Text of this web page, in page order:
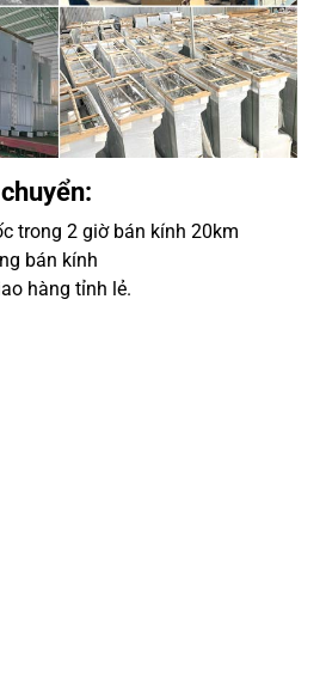
trong 2 giờ bán kính 20km
bán kính
hàng tỉnh lẻ.